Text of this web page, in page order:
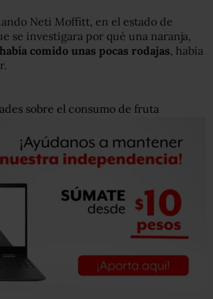
Neti Moffitt, en el estado de
se investigara por qué una naranja,
comido unas pocas rodajas , había
sobre el consumo de fruta